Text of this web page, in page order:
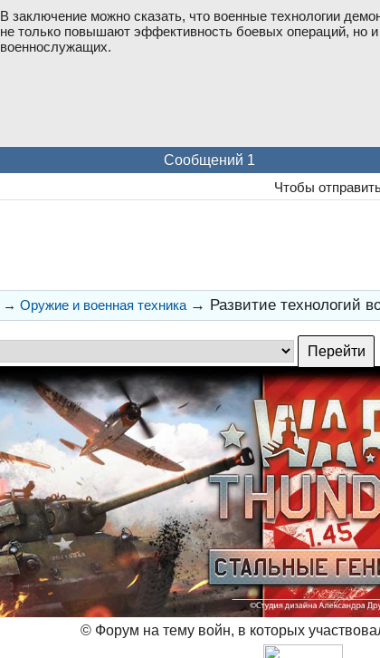
В заключение можно сказать, что военные технологии
не только повышают эффективность боевых операций, но
военнослужащих.
Сообщений 1
Чтобы
→ Оружие и военная техника → Развитие технологий
© Форум на тему войн, в которых